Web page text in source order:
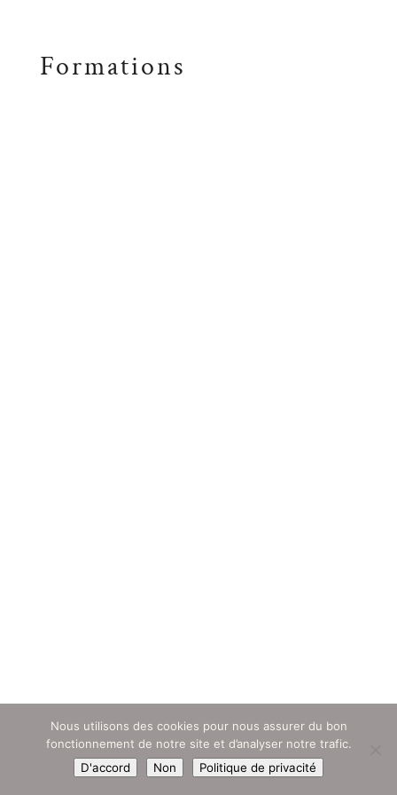
Formations
Nous utilisons des cookies pour nous assurer du bon
fonctionnement de notre site et d’analyser notre trafic.
D'accord
Non Politique de privacité